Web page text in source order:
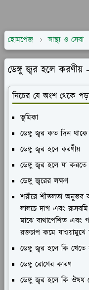
হোমপেজ স্বাস্থ্য ও সেবা
ডেঙ্গু জ্বর হলে করণীয়
নিচের যে অংশ থেকে
ভূমিকা
ডেঙ্গু জ্বর কত দিন থাকে
ডেঙ্গু জ্বর হলে করণীয়
ডেঙ্গু জ্বর হলে যা
ডেঙ্গু জ্বরের লক্ষণ
শরীরে শীতলতা অনুভব
লালচে দাগ এবং
মাঝে ব্যথাপেশিত এবং
রক্তচাপ কমে যাওয়ামুখে
ডেঙ্গু জ্বর হলে কি খেতে
ডেঙ্গু রোগের কারণ
ডেঙ্গু জ্বর হলে কি ঔষধ